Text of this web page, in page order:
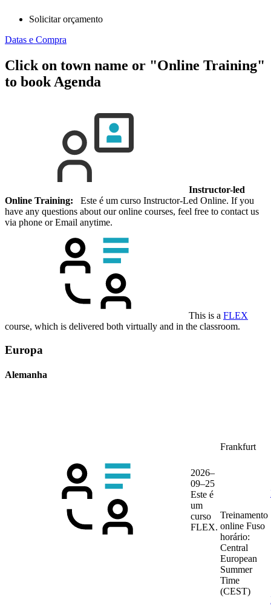
Solicitar orçamento
Datas e Compra
Click on town name or "Online Training"
to book Agenda
Instructor-led
Online Training: Este é um curso Instructor-Led Online. If you
have any questions about our online courses, feel free to contact us
via phone or Email anytime.
This is a FLEX
course, which is delivered both virtually and in the classroom.
Europa
Alemanha
2026–
09–25
Este é
um
curso
FLEX.
Frankfurt
Treinamento
online Fuso
horário:
Central
European
Summer
Time
(CEST)